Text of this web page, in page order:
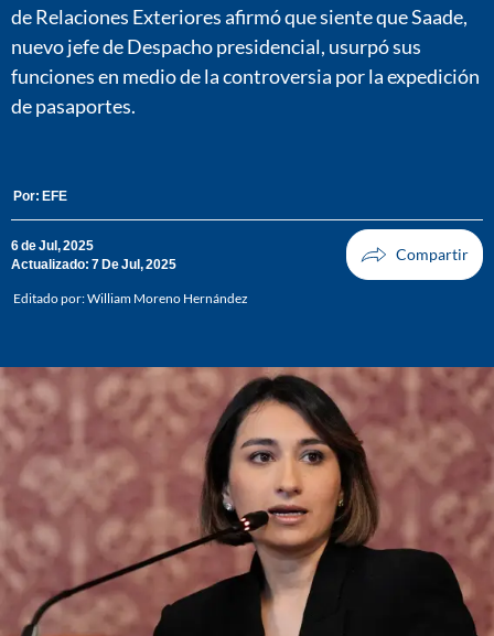
de Relaciones Exteriores afirmó que siente que Saade,
nuevo jefe de Despacho presidencial, usurpó sus
funciones en medio de la controversia por la expedición
de pasaportes.
Por: EFE
6 de Jul, 2025
Actualizado: 7 De Jul, 2025
Editado por:William Moreno Hernández